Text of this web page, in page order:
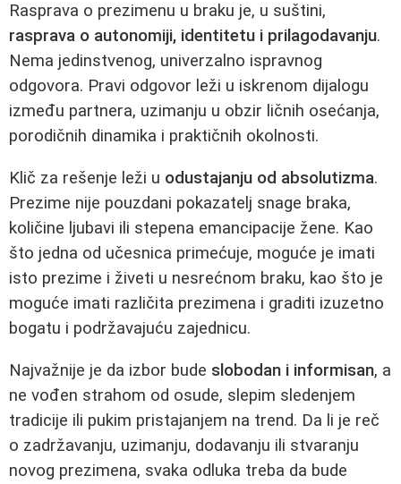
Rasprava o prezimenu u braku je, u suštini,
rasprava o autonomiji, identitetu i prilagodavanju.
Nema jedinstvenog, univerzalno ispravnog
odgovora. Pravi odgovor leži u iskrenom dijalogu
između partnera, uzimanju u obzir ličnih osećanja,
porodičnih dinamika i praktičnih okolnosti.
Klič za rešenje leži u odustajanju od absolutizma.
Prezime nije pouzdani pokazatelj snage braka,
količine ljubavi ili stepena emancipacije žene. Kao
što jedna od učesnica primećuje, moguće je imati
isto prezime i živeti u nesrećnom braku, kao što je
moguće imati različita prezimena i graditi izuzetno
bogatu i podržavajuću zajednicu.
Najvažnije je da izbor bude slobodan i informisan, a
ne vođen strahom od osude, slepim sledenjem
tradicije ili pukim pristajanjem na trend. Da li je reč
o zadržavanju, uzimanju, dodavanju ili stvaranju
novog prezimena, svaka odluka treba da bude